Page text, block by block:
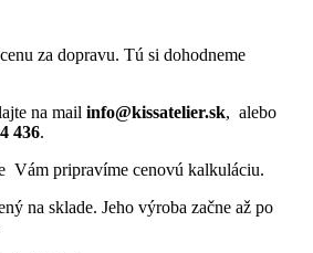
za dopravu. Tú si dohodneme
na mail info@kissatelier.sk, alebo
436.
Vám pripravíme cenovú kalkuláciu.
na sklade. Jeho výroba začne až po